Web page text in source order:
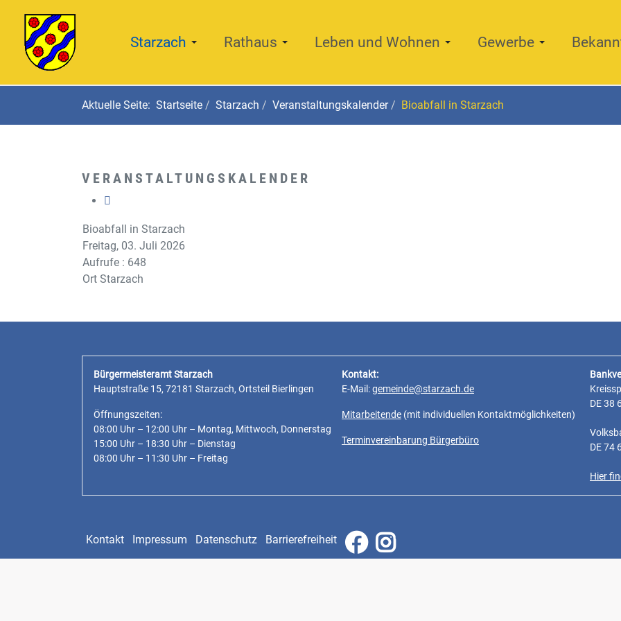
Starzach Rathaus Leben und Wohnen Gewerbe
Aktuelle Seite: Startseite Starzach Veranstaltungskalender Bioabfall in Starzach
VERANSTALTUNGSKALENDER
Bioabfall in Starzach
Freitag, 03. Juli 2026
Aufrufe : 648
Ort Starzach
Bürgermeisteramt Starzach
Hauptstraße 15, 72181 Starzach, Ortsteil Bierlingen
Öffnungszeiten:
08:00 Uhr – 12:00 Uhr – Montag, Mittwoch, Donnerstag
15:00 Uhr – 18:30 Uhr – Dienstag
08:00 Uhr – 11:30 Uhr – Freitag
Kontakt:
E-Mail:gemeinde@starzach.de
Mitarbeitende (mit individuellen Kontaktmöglichkeiten)
Terminvereinbarung Bürgerbüro
DE 38
DE 74
Hier
Kontakt Impressum Datenschutz Barrierefreiheit